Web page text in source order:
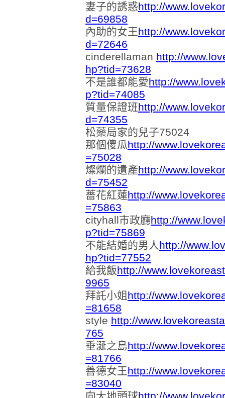
妻子的誘惑http://
d=69858
內助的女王http://
d=72646
cinderellaman http://
hp?tid=73628
不是誰都能愛http://
p?tid=74085
質量保證班http://
d=74355
松藥局家的兒子75024
那個傻瓜http://
=75028
燦爛的遺產http://
d=75452
薔花紅蓮http://
=75863
cityhall市政廳http://
p?tid=75869
不能結婚的男人http://
hp?tid=77552
給我飯http://
9965
拜託小姐 http://
=81658
style http://
765
垂涎之島http://
=81766
善德女王http://
=83040